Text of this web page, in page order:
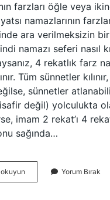
farzları öğle veya
namazlarının
ara verilmeksizin
namazı seferi nasıl
4 rekatlık farz
Tüm sünnetler
sünnetler
değil) yolculukta
imam 2 rekat’ı 4
sağında…
okuyun Yolculukta
Öğle
Yorum Bırak